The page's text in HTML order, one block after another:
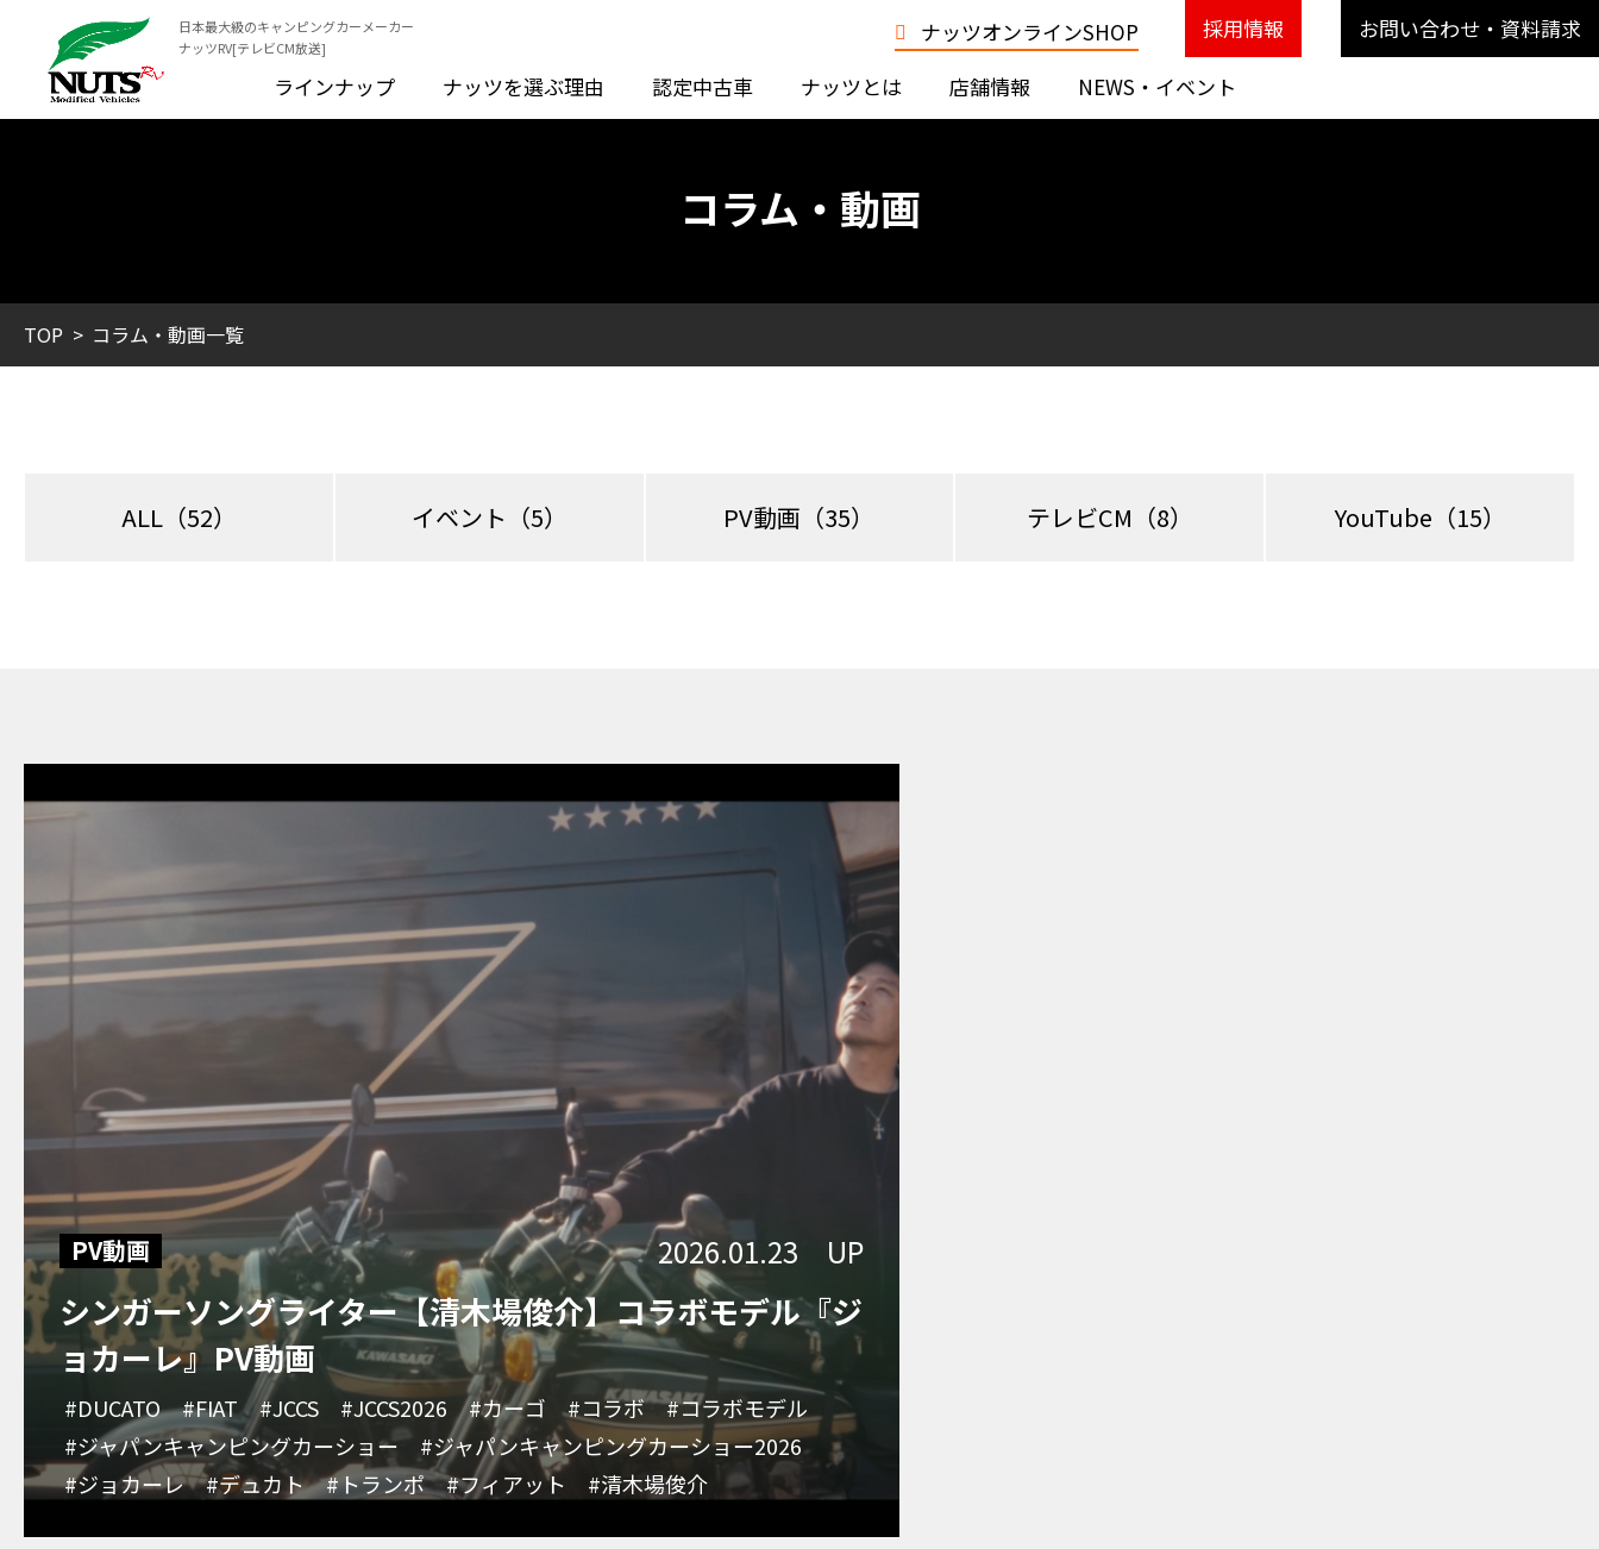
日本最大級のキャンピングカーメーカー
ナッツRV[テレビCM放送]
お問い合わせ・資料請求
ラインナップ
ナッツを選ぶ理由 認定中古車 ナッツとは 店舗情報 NEWS・イベント
ナッツオンラインSHOP 採用情報
コラム・動画
TOP コラム・動画一覧
ALL（52） イベント （5） PV動画 （35） テレビCM （8） YouTube （15）
PV動画 2026.01.23 UP
シンガーソングライター【清木場俊介】コラボモデル『ジ
ョカーレ』PV動画
#DUCATO #FIAT #JCCS #JCCS2026 #カーゴ #コラボ
#コラボモデル
#ジャパンキャンピングカーショー
#ジャパンキャンピングカーショー2026
#ジョカーレ
#デュカト #トランポ #フィアット #清木場俊介